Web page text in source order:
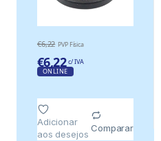
€6,22 PVP Física
€6,22 c/ IVA
ONLINE
Adicionar
aos desejos
Comparar